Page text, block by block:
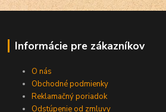
Informácie pre zákazníkov
O nás
Obchodné podmienky
Reklamačný poriadok
Odstúpenie od zmluvy